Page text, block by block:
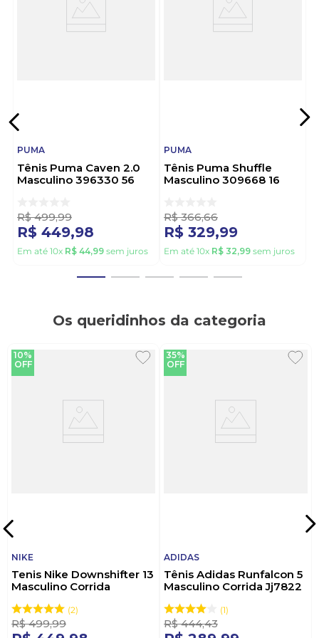
moderno, ideal para quem busca desempenho
máximo com estilo e liberdade de movimento.
busca alta performance. Puma: acelere seus passos
com atitude e qualidade incomparável.
PUMA
Tênis Puma Caven 2.0
Masculino 396330 56
R$ 499,99
R$ 449,98
Em até 10x R$ 44,99 sem juros
PUMA
Tênis Puma Shuffle
Masculino 309668 16
R$ 366,66
R$ 329,99
Em até 10x R$ 32,99 sem juros
Os queridinhos da categoria
10%
OFF
NIKE
Tenis Nike Downshifter 13
Masculino Corrida
2
R$ 499,99
35%
OFF
ADIDAS
Tênis Adidas Runfalcon 5
Masculino Corrida Jj7822
1
R$ 444,43